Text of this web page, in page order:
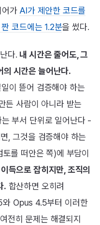
어가 AI가 제안한 코드를
코드에는 1.2분을 썼다.
다. 내 시간은 줄어도, 그
의 시간은 늘어난다.
이 뜯어 검증해야 하는
든 사람이 아니라 받는
부서 단위로 일어난다 -
, 그것을 검증해야 하는
를 떠안은 쪽)에 부담이
득으로 잡히지만, 조직의
. 합산하면 오히려
Opus 4.5부터 이러한
전히 문제는 해결되지